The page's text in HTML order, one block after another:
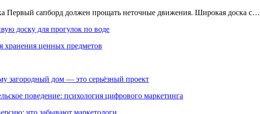
Первый сапборд должен прощать неточные движения. Широкая доска с…
доску для прогулок по воде
хранения ценных предметов
загородный дом — это серьёзный проект
поведение: психология цифрового маркетинга
что забывают маркетологи